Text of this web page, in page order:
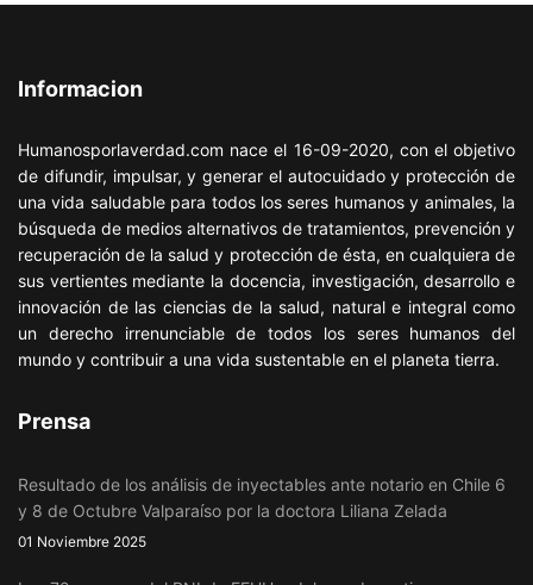
Informacion
Humanosporlaverdad.com nace el 16-09-2020, con el objetivo
de difundir, impulsar, y generar el autocuidado y protección de
una vida saludable para todos los seres humanos y animales, la
búsqueda de medios alternativos de tratamientos, prevención y
recuperación de la salud y protección de ésta, en cualquiera de
sus vertientes mediante la docencia, investigación, desarrollo e
innovación de las ciencias de la salud, natural e integral como
un derecho irrenunciable de todos los seres humanos del
mundo y contribuir a una vida sustentable en el planeta tierra.
Prensa
Resultado de los análisis de inyectables ante notario en Chile 6
y 8 de Octubre Valparaíso por la doctora Liliana Zelada
01 Noviembre 2025